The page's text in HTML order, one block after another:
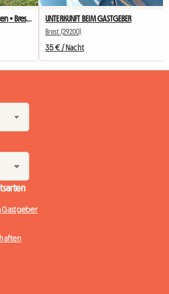
Privatzimmer • Haus mit Garten • Brest Quartier Europe UNTERKUNFT BEIM GASTGEBER
Brest (29200)
35 € / Nacht
Gastgeber